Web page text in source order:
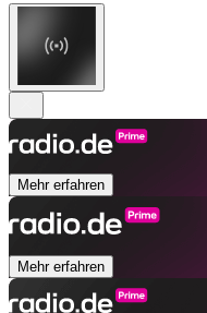
Mehr erfahren
Mehr erfahren